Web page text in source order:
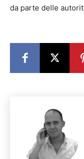
da parte delle